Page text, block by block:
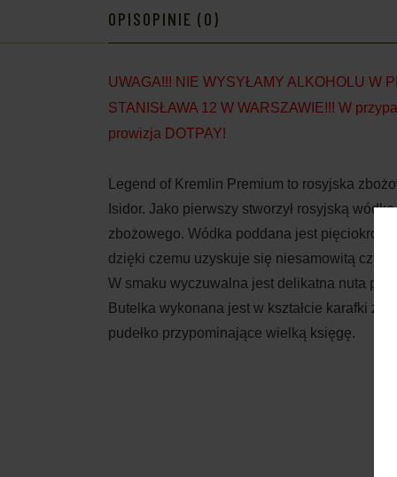
OPISOPINIE (0)
UWAGA!!! NIE WYSYŁAMY ALKOHOLU W
STANISŁAWA 12 W WARSZAWIE!!! W
prowizja DOTPAY!
Legend of Kremlin Premium to rosyjska
Isidor. Jako pierwszy stworzył rosyjską
zbożowego. Wódka poddana jest
dzięki czemu uzyskuje się niesamowitą
W smaku wyczuwalna jest delikatna nuta
Butelka wykonana jest w kształcie karafki z
pudełko przypominające wielką księgę.